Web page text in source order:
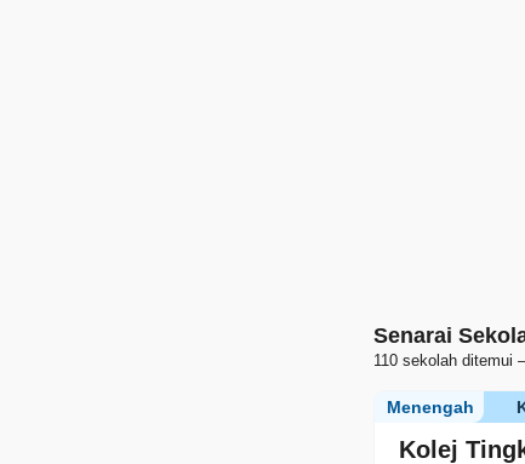
Senarai
110 sekolah ditemui
Kolej
Menengah